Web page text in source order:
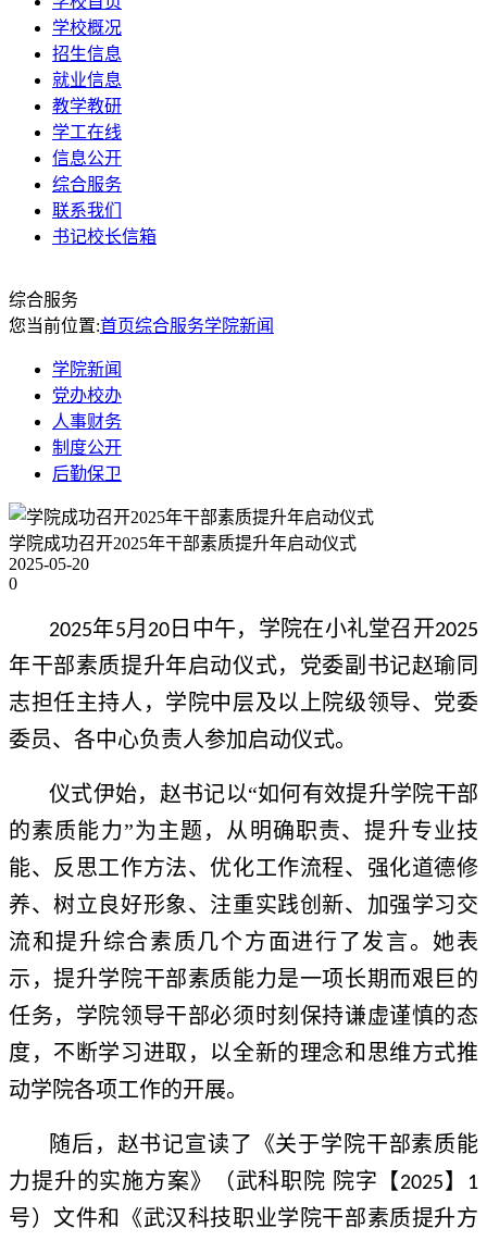
学校概况
招生信息
就业信息
教学教研
学工在线
信息公开
综合服务
联系我们
书记校长信箱
综合服务
您当前位置:首页综合服务学院新闻
学院新闻
党办校办
人事财务
制度公开
后勤保卫
学院成功召开2025年干部素质提升年启动仪式
2025-05-20
0
2025年5月 20 日中午，学院在小礼堂召开2025
年干部素质提升年启动仪式，党委副书记赵瑜同
志担任主持人，学院中层及以上院级领导、党委
委员、各中心负责人参加启动仪式。
仪式伊始，赵书记以“如何有效提升学院干部
的素质能力”为主题，从明确职责、提升专业技
能、反思工作方法、优化工作流程、强化道德修
养、树立良好形象、注重实践创新、加强学习交
流和提升综合素质几个方面进行了发言。她表
示，提升学院干部素质能力是一项长期而艰巨的
任务，学院领导干部必须时刻保持谦虚谨慎的态
度，不断学习进取，以全新的理念和思维方式推
动学院各项工作的开展。
随后，赵书记宣读了《关于学院干部素质能
力提升的实施方案》（武科职院 院字【 2025 】 1
号）文件和《武汉科技职业学院干部素质提升方